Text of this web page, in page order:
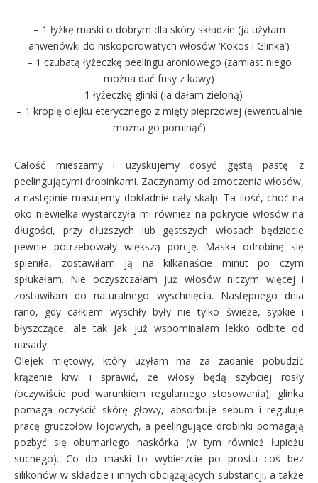
– 1 łyżkę maski o dobrym dla skóry składzie (ja użyłam
anwenówki do niskoporowatych włosów ‘Kokos i Glinka’)
– 1 czubatą łyżeczkę peelingu aroniowego (zamiast niego
można dać fusy z kawy)
– 1 łyżeczkę glinki (ja dałam zieloną)
– 1 kroplę olejku eterycznego z mięty pieprzowej (ewentualnie
można go pominąć)
Całość mieszamy i uzyskujemy dosyć gęstą pastę z
peelingującymi drobinkami. Zaczynamy od zmoczenia włosów,
a następnie masujemy dokładnie cały skalp. Ta ilość, choć na
oko niewielka wystarczyła mi również na pokrycie włosów na
długości, przy dłuższych lub gęstszych włosach będziecie
pewnie potrzebowały większą porcję. Maska odrobinę się
spieniła, zostawiłam ją na kilkanaście minut po czym
spłukałam. Nie oczyszczałam już włosów niczym więcej i
zostawiłam do naturalnego wyschnięcia. Następnego dnia
rano, gdy całkiem wyschły były nie tylko świeże, sypkie i
błyszczące, ale tak jak już wspominałam lekko odbite od
nasady.
Olejek miętowy, który użyłam ma za zadanie pobudzić
krążenie krwi i sprawić, że włosy będą szybciej rosły
(oczywiście pod warunkiem regularnego stosowania), glinka
pomaga oczyścić skórę głowy, absorbuje sebum i reguluje
pracę gruczołów łojowych, a peelingujące drobinki pomagają
pozbyć się obumarłego naskórka (w tym również łupieżu
suchego). Co do maski to wybierzcie po prostu coś bez
silikonów w składzie i innych obciążąjących substancji, a także